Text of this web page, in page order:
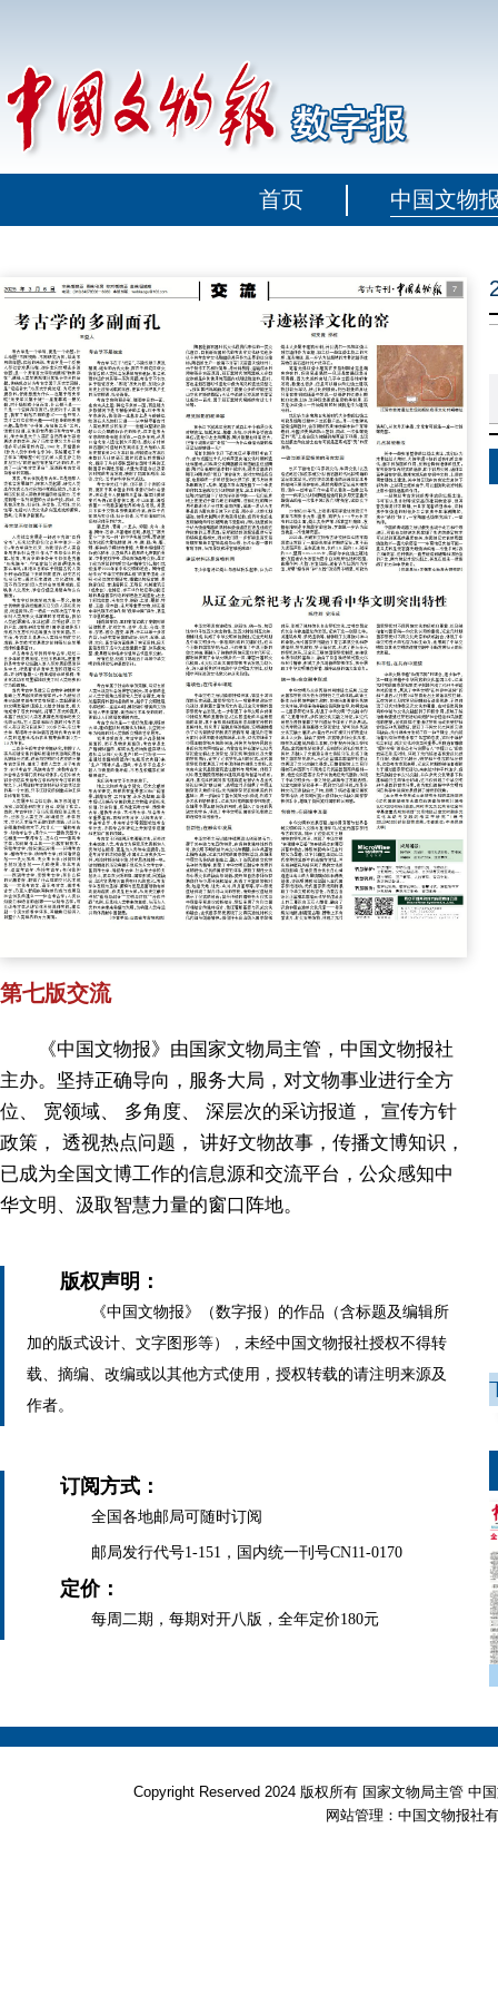
首页 中国文物
第七版交流
《中国文物报》由国家文物局主管，中国文物报社
主办。坚持正确导向，服务大局，对文物事业进行全方
位、 宽领域、 多角度、 深层次的采访报道， 宣传方针
政策， 透视热点问题， 讲好文物故事，传播文博知识，
已成为全国文博工作的信息源和交流平台，公众感知中
华文明、汲取智慧力量的窗口阵地。
版权声明：
《中国文物报》（数字报）的作品（含标题及编辑所
加的版式设计、文字图形等），未经中国文物报社授权不得转
载、摘编、改编或以其他方式使用，授权转载的请注明来源及
作者。
订阅方式：
全国各地邮局可随时订阅
邮局发行代号1-151，国内统一刊号CN11-0170
定价：
每周二期，每期对开八版，全年定价180元
Copyright Reserved 2024 版权所有 国家文物局主管
网站管理：中国文物报社